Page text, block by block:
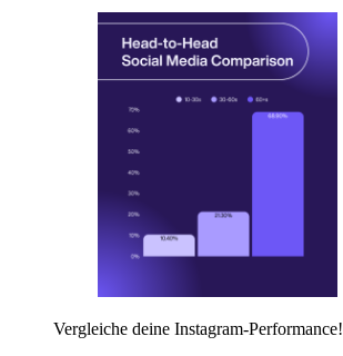
Vergleiche deine Instagram-Performance!